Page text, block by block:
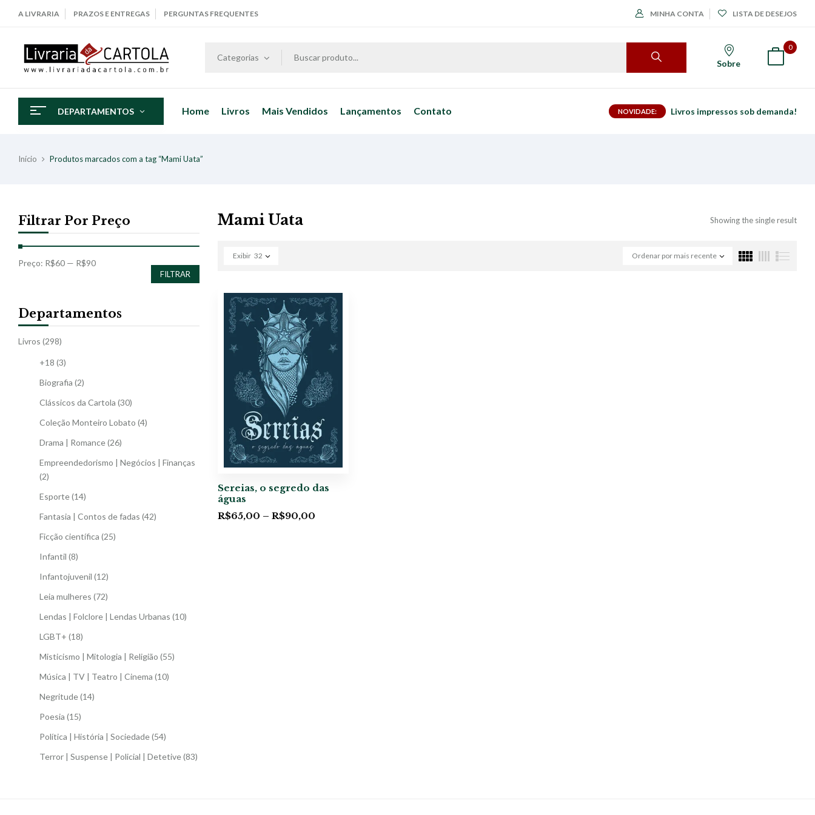
A LIVRARIA PRAZOS E ENTREGAS PERGUNTAS FREQUENTES MINHA CONTA LISTA DE DESEJOS
Categorias
Sobre
0
DEPARTAMENTOS Home Livros Mais Vendidos Lançamentos Contato NOVIDADE: Livros impressos sob demanda!
Início Produtos marcados com a tag “Mami Uata”
Filtrar Por Preço
FILTRAR
Preço: R$60 — R$90
Departamentos
Livros (298)
+18 (3)
Biografia (2)
Clássicos da Cartola (30)
Coleção Monteiro Lobato (4)
Drama | Romance(26)
Empreendedorismo | Negócios | Finanças
(2)
Esporte(14)
Fantasia | Contos de fadas (42)
Ficção científica (25)
Infantil (8)
Infantojuvenil (12)
Leia mulheres (72)
Lendas | Folclore | Lendas Urbanas (10)
LGBT+ (18)
Misticismo | Mitologia | Religião (55)
Música | TV | Teatro | Cinema (10)
Negritude(14)
Poesia (15)
Política | História | Sociedade(54)
Terror | Suspense | Policial | Detetive(83)
Mami Uata Showing the single result
Ordenar por mais recente
Exibir 32
Sereias, o segredo das
águas
R$65,00 – R$90,00